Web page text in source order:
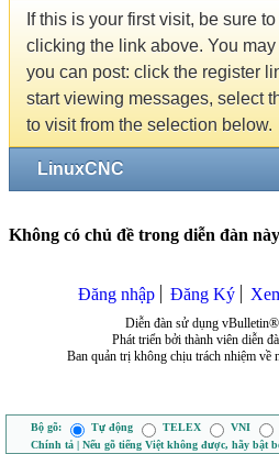
If this is your first visit, be sure
clicking the link above. You
you can post: click the register
start viewing messages, select
to visit from the selection below.
LinuxCNC
Không có chủ đề trong diễn đàn
Đăng nhập Đăng Ký
Diễn đàn sử dụng vBulletin®
Phát triển bởi thành viên diễn
Ban quản trị không chịu trách nhiệm về
Bộ gõ: Tự động TELEX VNI
Chính tả | Nếu gõ tiếng Việt không được, hãy bật